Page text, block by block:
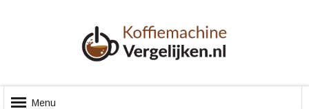
Menu